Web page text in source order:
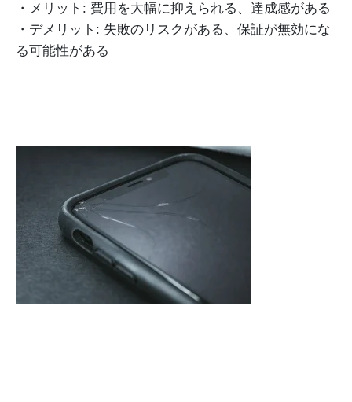
・メリット: 費用を大幅に抑えられる、達成感がある
・デメリット: 失敗のリスクがある、保証が無効にな
る可能性がある